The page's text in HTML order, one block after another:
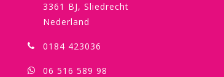
3361 BJ, Sliedrecht
Nederland
0184 423036
06 516 589 98